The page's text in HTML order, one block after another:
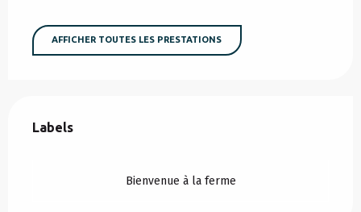
AFFICHER TOUTES LES PRESTATIONS
Labels
Labels
Bienvenue à la ferme